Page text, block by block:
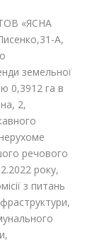
«ЯСНА
А,
земельної
0,3912 га в
2,
речового
року,
з питань